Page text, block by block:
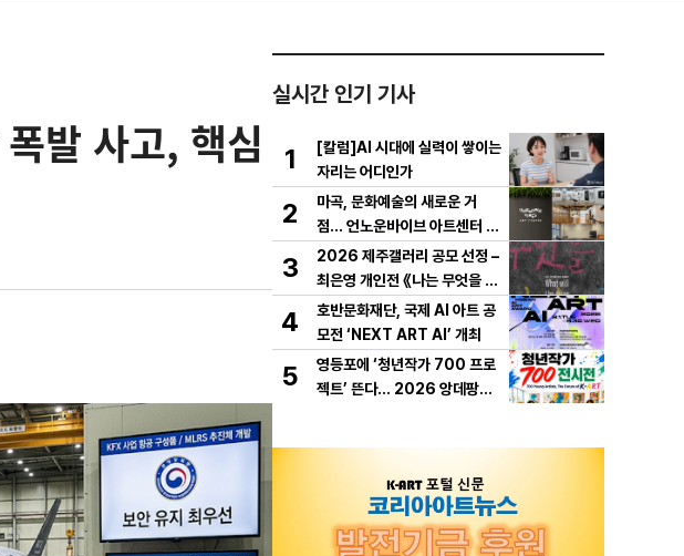
발 사고, 핵심
실시간 인기 기사
1
[칼럼]AI 시대에 실력이 쌓이는
자리는 어디인가
2
마곡, 문화예술의 새로운 거
점… 언노운바이브 아트센터 개
관
3
2026 제주갤러리 공모 선정 –
최은영 개인전 《나는 무엇을 하
다 죽을까》 개최
4
호반문화재단, 국제 AI 아트 공
모전 ‘NEXT ART AI’ 개최
5
영등포에 ‘청년작가 700 프로
젝트’ 뜬다… 2026 앙데팡당K